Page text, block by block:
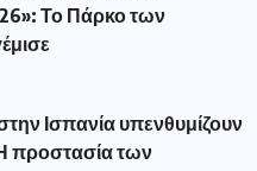
Το Πάρκο των
Ισπανία υπενθυμίζουν
προστασία των